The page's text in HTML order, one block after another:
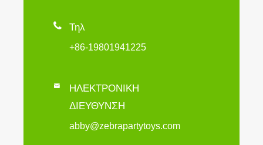
 Τηλ
+86-19801941225

ΗΛΕΚΤΡΟΝΙΚΗ
ΔΙΕΥΘΥΝΣΗ
abby@zebrapartytoys.com